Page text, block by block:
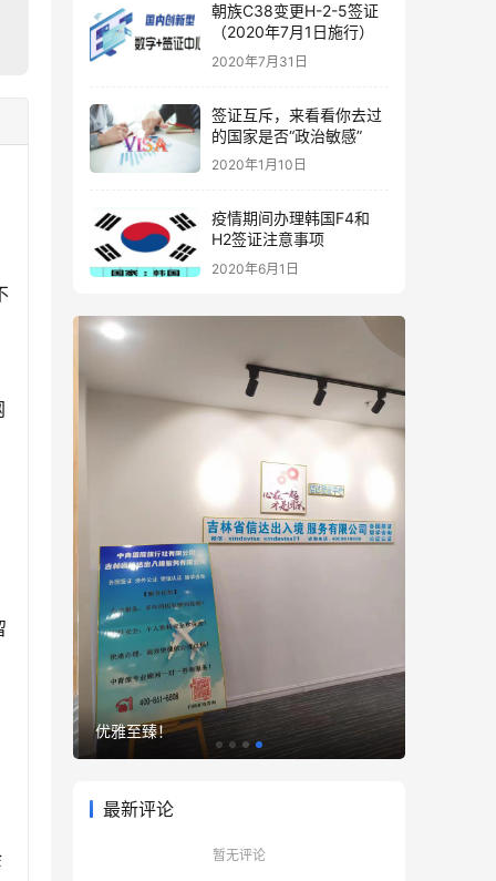
朝族C38变更H-2-5签证
（2020年7月1日施行）
2020年7月31日
签证互斥，来看看你去过
的国家是否“政治敏感”
2020年1月10日
疫情期间办理韩国F4和
H2签证注意事项
2020年6月1日
优雅至臻！
最新评论
暂无评论